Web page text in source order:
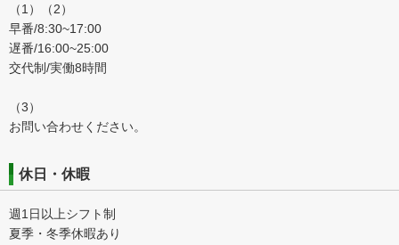
（1）（2）
早番/8:30~17:00
遅番/16:00~25:00
交代制/実働8時間
（3）
お問い合わせください。
休日・休暇
週1日以上シフト制
夏季・冬季休暇あり